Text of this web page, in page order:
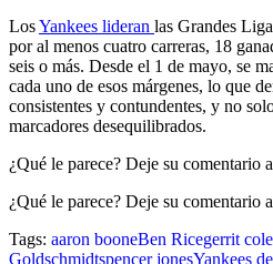
LosYankees lideran las Grandes
por al menos cuatro carreras, 18
seis o más. Desde el 1 de mayo, se
cada uno de esos márgenes, lo que
consistentes y contundentes, y no
marcadores desequilibrados.
¿Qué le parece? Deje su comentario
¿Qué le parece? Deje su comentario
Tags: aaron booneBen Ricegerrit cole
Goldschmidtspencer jonesYankees